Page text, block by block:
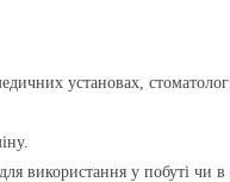
установах,
використання у побуті чи